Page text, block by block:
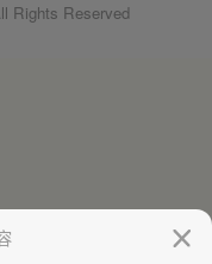
Rights Reserved